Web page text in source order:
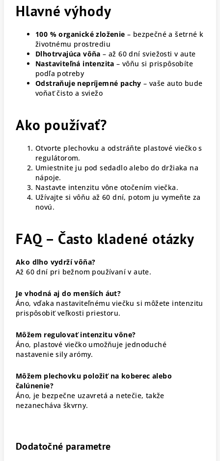
Hlavné výhody
100 % organické zloženie – bezpečné a šetrné k
životnému prostrediu
Dlhotrvajúca vôňa – až 60 dní sviežosti v aute
Nastaviteľná intenzita – vôňu si prispôsobíte
podľa potreby
Odstraňuje nepríjemné pachy – vaše auto bude
voňať čisto a sviežo
Ako používať?
Otvorte plechovku a odstráňte plastové viečko s
regulátorom.
Umiestnite ju pod sedadlo alebo do držiaka na
nápoje.
Nastavte intenzitu vône otočením viečka.
Užívajte si vôňu až 60 dní, potom ju vymeňte za
novú.
FAQ – Často kladené otázky
Ako dlho vydrží vôňa?
Až 60 dní pri bežnom používaní v aute.
Je vhodná aj do menších áut?
Áno, vďaka nastaviteľnému viečku si môžete intenzitu
prispôsobiť veľkosti priestoru.
Môžem regulovať intenzitu vône?
Áno, plastové viečko umožňuje jednoduché
nastavenie sily arómy.
Môžem plechovku položiť na koberec alebo
čalúnenie?
Áno, je bezpečne uzavretá a netečie, takže
nezanecháva škvrny.
Dodatočné parametre